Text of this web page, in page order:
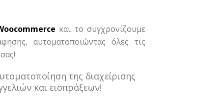
και το συγχρονίζουμε
αυτοματοποιώντας όλες τις
της διαχείρισης
και εισπράξεων!